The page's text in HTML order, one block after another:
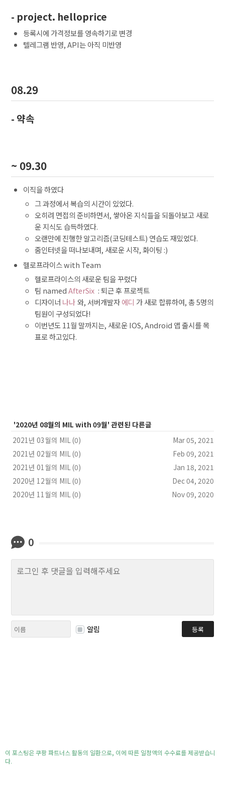
- project. helloprice
등록시에 가격정보를 영속하기로 변경
텔레그램 반영, API는 아직 미반영
08.29
- 약속
~ 09.30
이직을 하였다
그 과정에서 복습의 시간이 있었다.
오히려 면접의 준비하면서, 쌓아온 지식들을 되돌아보고 새로
운 지식도 습득하였다.
오랜만에 진행한 알고리즘(코딩테스트) 연습도 재밌었다.
줌인터넷을 떠나보내며, 새로운 시작, 화이팅 :)
헬로프라이스 with Team
헬로프라이스의 새로운 팀을 꾸렸다
팀 namedAfterSix : 퇴근 후 프로젝트
디자이너 나나 와, 서버개발자에디 가 새로 합류하여, 총 5명의
팀원이 구성되었다!
이번년도 11월 말까지는, 새로운 IOS, Android 앱 출시를 목
표로 하고있다.
'2020년 08월의 MIL with 09월' 관련된 다른글
2021년 03월의 MIL (0)
Mar 05, 2021
2021년 02월의 MIL (0)
Feb 09, 2021
2021년 01월의 MIL (0)
Jan 18, 2021
2020년 12월의 MIL (0)
Dec 04, 2020
2020년 11월의 MIL (0)
Nov 09, 2020
0
알림 등록
이 포스팅은 쿠팡 파트너스 활동의 일환으로, 이에 따른 일정액의 수수료를 제공받습니
다.